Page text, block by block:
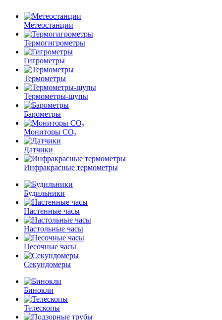
Метеостанции
Термогигрометры
Гигрометры
Термометры
Термометры-щупы
Барометры
Мониторы CO₂
Датчики
Инфракрасные термометры
Будильники
Настенные часы
Настольные часы
Песочные часы
Секундомеры
Бинокли
Телескопы